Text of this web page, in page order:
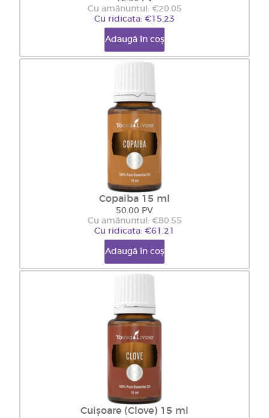
Cu amănuntul: €20.05
Cu ridicata: €15.23
Adaugă în coș
Copaiba 15 ml
50.00 PV
Cu amănuntul: €80.55
Cu ridicata: €61.21
Adaugă în coș
Cuișoare (Clove) 15 ml